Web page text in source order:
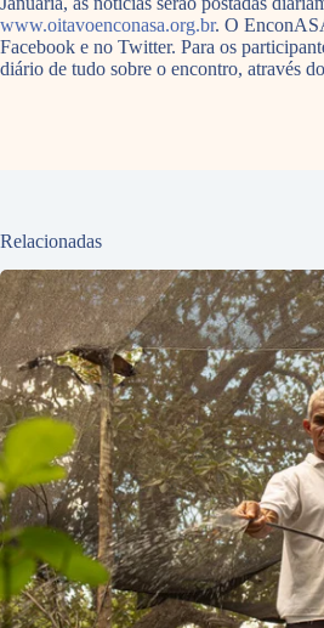
www.oitavoenconasa.org.br. O
Facebook e no Twitter. Para os
diário de tudo sobre o encontro, através
Relacionadas